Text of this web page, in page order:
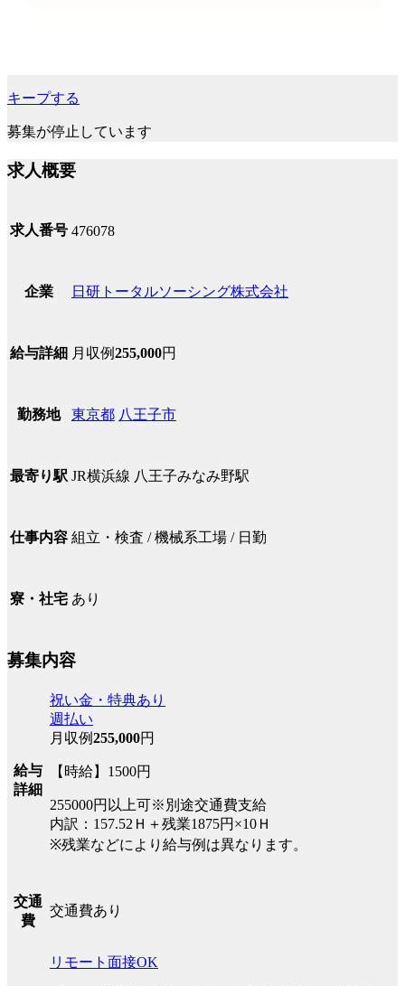
キープする
募集が停止しています
求人概要
求人番号 476078
企業 日研トータルソーシング株式会社
給与詳細 月収例255,000円
勤務地 東京都 八王子市
最寄り駅 JR横浜線 八王子みなみ野駅
仕事内容 組立・検査 / 機械系工場 / 日勤
寮・社宅 あり
募集内容
給与
詳細
祝い金・特典あり
週払い
月収例255,000円
【時給】1500円
255000円以上可※別途交通費支給
内訳：157.52Ｈ＋残業1875円×10Ｈ
※残業などにより給与例は異なります。
交通
費
交通費あり
リモート面接OK